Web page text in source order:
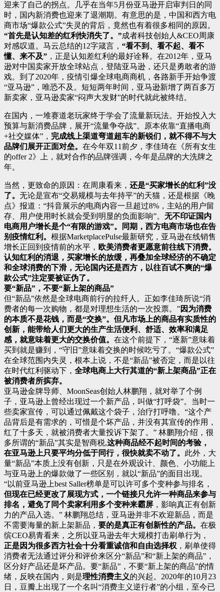
迎来了自己的拐点。几乎在当年5月份亚马逊开启审判日的同
时，国内新消费也迎来了退潮期。有意思的是，中国和西方电
商市场“爆款公式”失灵的背后，竟然也有着很多相同的原因。
“首先是认知差的红利快消失了。”成者科技创始人&CEO周康
对感叹道。马云总结的12字箴言， “看不到、看不起、看不
懂、来不及” ，正是认知差红利的最好诠释。在2012年，亚马
逊对中国卖家开放全球站点，登陆亚马逊，还只是勇敢者的游
戏。到了2020年，疫情引爆全球电商商机，各路新手开始争渡
“亚马逊”，唯恐不及。短短两年时间，亚马逊新增了两百多万
新卖家，亚马逊卖家“闷声大发财”的时代就此被终结。
在国内，一堆赛道老玩家终于学会了流量新玩法。开始投入大
预算与新消费品牌，展开“流量争夺战”。原本依靠“直播电商
+社交媒体”， 完成线上渠道弯道超车的新锐们，就不得不与大
品牌们展开正面对垒。 在今年双11前夕，李佳琦在《所有女生
的offer 2》上，就对合作的品牌强调，今年是品牌的大洗牌之
年。
当然，更致命的原因：在周康看来， 还是“买家增长的红利”没
了。 无论是宣布“交易规模与去年持平”的天猫，还是根据《晚
点》报道：“抖音展示的电商内容一旦超过8%，主站的用户留
存、用户使用时长就会受到明显的负面影响”。 无不印证国内
电商用户增长是个“有限的游戏”。
同期，西方电商市场也在告
别疫情红利。 根据MarketplacePulse最新研究，亚马逊在线销售
增长正回到疫情前的水平， 欧美消费者更愿意前往线下消费。
认知红利的消退，买家增长的放缓，再叠加全球经济的不确定
和全球消费的下滑，无论国内还是西方，以往百试不爽的“爆
款公式”注定要被证伪了。
要“新品”，不要“新上架的商品”
但“新品”依然是全球电商前行的拉纤人。正如李佳琦所说“消
费者的每一次购物，都是对理想生活的一次投票。”因为消费
的本质不是花钱，而是“交换”。 但凡市场上的商品有实质性的
创新，能带给人们更大的生产生活便利、舒适、效率和满足
感，就意味着更大的交换价值。 在这个前提下，“逐新”意味着
买到就是赚到，“守旧”意味着交换的时候吃亏了。“爆款公式”
在全球范围内失灵，根本上说，不是“新品”被否定，而是以往
在时代红利驱动下， 全球电商上大行其道的“新上架商品”正在
被消费者所摈弃。
亚马逊金牌导师、MoonSeas创始人林鹏翔，就对举了个例
子，亚马逊上曾经出现过一个新产品，叫做“打呼袋”。当时一
些卖家宣传，可以通过佩戴这个袋子，治疗打呼噜。“这个产
品背后是有需求的，可惜是个坏产品，并没有其宣传的作用，
红了十多天，就被消费者大量投诉下架了。” 林鹏翔介绍，很
多所谓的“新品”其实是智商税,这种商品经不起时间的考验，
在亚马逊上只要平均分低于同行，很快就卖不动了。 此外，大
量“新品”本质上没有创新，只是在外观设计、颜色、小功能上
与亚马逊上的爆款做了一些区别，就以“新品”的面目出现。
“以前亚马逊上best Saller榜单是可以许可多个变种参与排名，
但现在已经更改了展现方式，一个链接只允许一种商品来参与
排名，避免了同个卖家利用多个变种来霸屏 ，影响真正有创新
力的产品入选。” 林鹏翔总结，亚马逊并非不欢迎新品，而是
不需要海量的新上架新品， 要的是真正有创新性的产品。 在极
缤CEO易青看来，之所以亚马逊去年大规模打击刷单行为，
正是因为很多西方社会十分看重诚信和自由选择权 ，刷单使得
消费者无法通过评分和评价来区分“新品”和“新上架的商品”，
区分好产品还是坏产品。要“新品”，不要“新上架的商品”的情
绪，反映在国内，则是理性消费主义的兴起。2020年的10月23
日，豆瓣上出现了一个名叫“消费主义逆行者”的小组，至今已